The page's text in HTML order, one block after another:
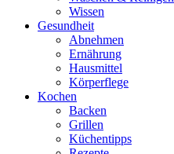
Wissen
Gesundheit
Abnehmen
Ernährung
Hausmittel
Körperflege
Kochen
Backen
Grillen
Küchentipps